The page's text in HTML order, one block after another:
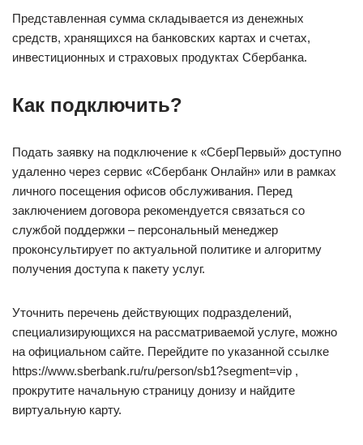
Представленная сумма складывается из денежных
средств, хранящихся на банковских картах и счетах,
инвестиционных и страховых продуктах Сбербанка.
Как подключить?
Подать заявку на подключение к «СберПервый» доступно
удаленно через сервис «Сбербанк Онлайн» или в рамках
личного посещения офисов обслуживания. Перед
заключением договора рекомендуется связаться со
службой поддержки – персональный менеджер
проконсультирует по актуальной политике и алгоритму
получения доступа к пакету услуг.
Уточнить перечень действующих подразделений,
специализирующихся на рассматриваемой услуге, можно
на официальном сайте. Перейдите по указанной ссылке
https://www.sberbank.ru/ru/person/sb1?segment=vip ,
прокрутите начальную страницу донизу и найдите
виртуальную карту.